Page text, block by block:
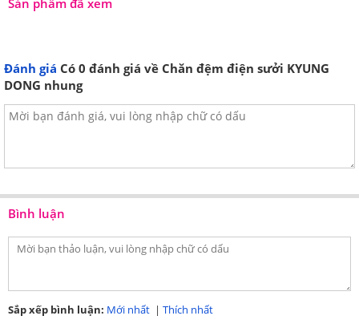
Sản phẩm đã xem
Đánh giá Có 0 đánh giá về Chăn đệm điện sưởi KYUNG
DONG nhung
Bình luận
Sắp xếp bình luận: Mới nhất | Thích nhất